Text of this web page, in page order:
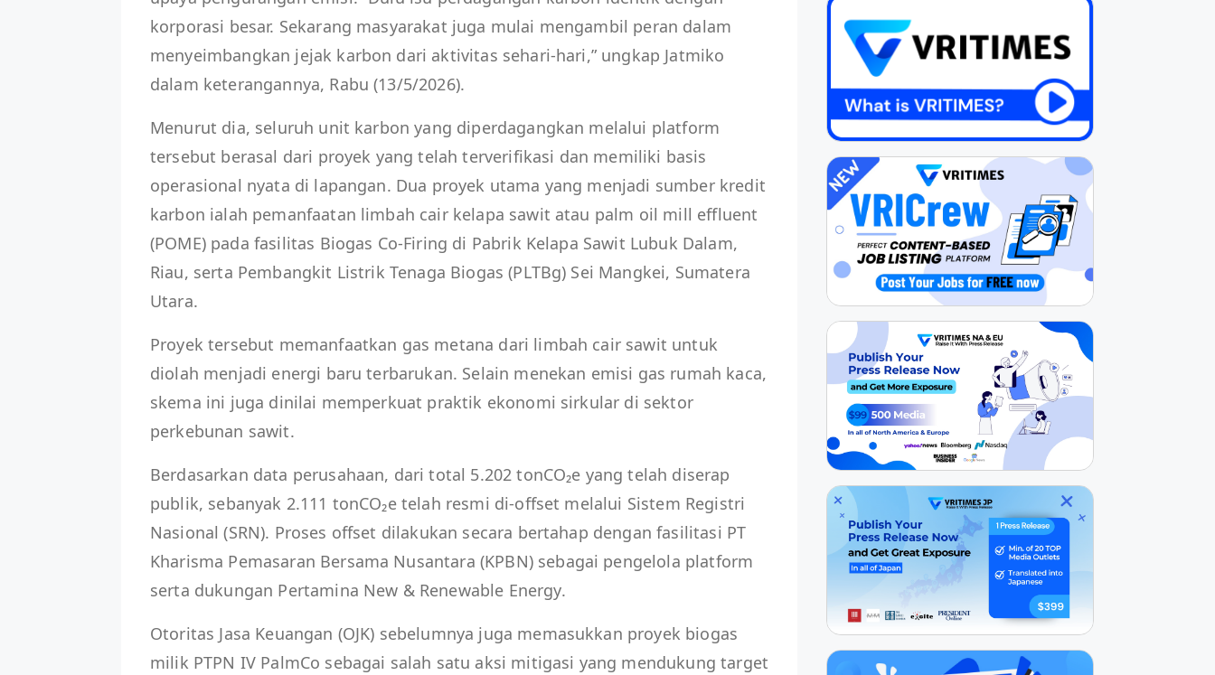
korporasi besar. Sekarang masyarakat juga mulai mengambil peran dalam
menyeimbangkan jejak karbon dari aktivitas sehari-hari,” ungkap Jatmiko
dalam keterangannya, Rabu (13/5/2026).
Menurut dia, seluruh unit karbon yang diperdagangkan melalui platform
tersebut berasal dari proyek yang telah terverifikasi dan memiliki basis
operasional nyata di lapangan. Dua proyek utama yang menjadi sumber kredit
karbon ialah pemanfaatan limbah cair kelapa sawit atau palm oil mill effluent
(POME) pada fasilitas Biogas Co-Firing di Pabrik Kelapa Sawit Lubuk Dalam,
Riau, serta Pembangkit Listrik Tenaga Biogas (PLTBg) Sei Mangkei, Sumatera
Utara.
Proyek tersebut memanfaatkan gas metana dari limbah cair sawit untuk
diolah menjadi energi baru terbarukan. Selain menekan emisi gas rumah kaca,
skema ini juga dinilai memperkuat praktik ekonomi sirkular di sektor
perkebunan sawit.
Berdasarkan data perusahaan, dari total 5.202 tonCO₂e yang telah diserap
publik, sebanyak 2.111 tonCO₂e telah resmi di-offset melalui Sistem Registri
Nasional (SRN). Proses offset dilakukan secara bertahap dengan fasilitasi PT
Kharisma Pemasaran Bersama Nusantara (KPBN) sebagai pengelola platform
serta dukungan Pertamina New & Renewable Energy.
Otoritas Jasa Keuangan (OJK) sebelumnya juga memasukkan proyek biogas
milik PTPN IV PalmCo sebagai salah satu aksi mitigasi yang mendukung target